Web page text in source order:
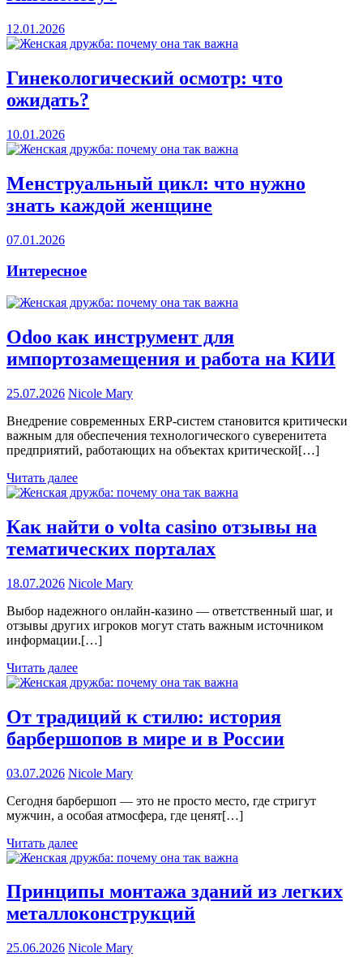
12.01.2026
Гинекологический осмотр: что
ожидать?
10.01.2026
Менструальный цикл: что нужно
знать каждой женщине
07.01.2026
Интересное
Odoo как инструмент для
импортозамещения и работа на КИИ
25.07.2026 Nicole Mary
Внедрение современных ERP-систем становится критически
важным для обеспечения технологического суверенитета
предприятий, работающих на объектах критической[…]
Читать далее
Как найти о volta casino отзывы на
тематических порталах
18.07.2026 Nicole Mary
Выбор надежного онлайн-казино — ответственный шаг, и
отзывы других игроков могут стать важным источником
информации.[…]
Читать далее
От традиций к стилю: история
барбершопов в мире и в России
03.07.2026 Nicole Mary
Сегодня барбершоп — это не просто место, где стригут
мужчин, а особая атмосфера, где ценят[…]
Читать далее
Принципы монтажа зданий из легких
металлоконструкций
25.06.2026 Nicole Mary